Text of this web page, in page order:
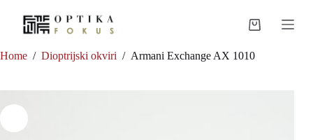
content
Shopping
Home / Dioptrijski okviri / Armani Exchange AX 1010